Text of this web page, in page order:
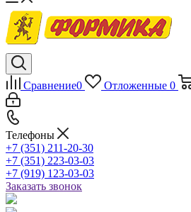
Сравнение0 Отложенные 0
Телефоны
+7 (351) 211-20-30
+7 (351) 223-03-03
+7 (919) 123-03-03
Заказать звонок